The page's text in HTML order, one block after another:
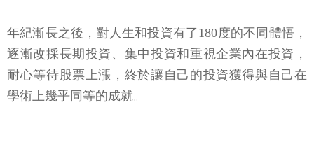
年紀漸長之後，對人生和投資有了180度的不同體悟，
逐漸改採長期投資、集中投資和重視企業內在投資，
耐心等待股票上漲，終於讓自己的投資獲得與自己在
學術上幾乎同等的成就。